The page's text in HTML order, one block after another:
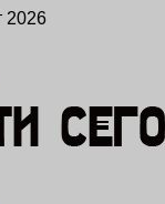
2026